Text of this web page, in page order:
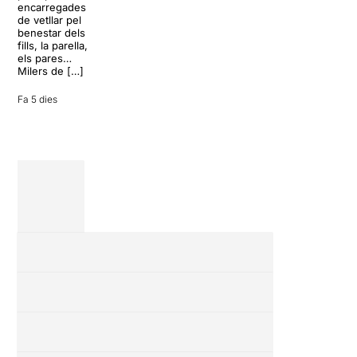
encarregades
de vetllar pel
benestar dels
fills, la parella,
els pares…
Milers de […]
Fa 5 dies